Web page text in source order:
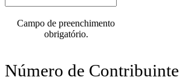
Campo de preenchimento
obrigatório.
Número de